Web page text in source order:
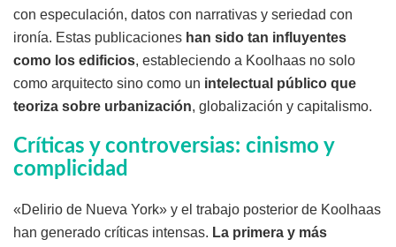
con especulación, datos con narrativas y seriedad con
ironía. Estas publicaciones han sido tan influyentes
como los edificios, estableciendo a Koolhaas no solo
como arquitecto sino como un intelectual público que
teoriza sobre urbanización, globalización y capitalismo.
Críticas y controversias: cinismo y
complicidad
«Delirio de Nueva York» y el trabajo posterior de Koolhaas
han generado críticas intensas. La primera y más